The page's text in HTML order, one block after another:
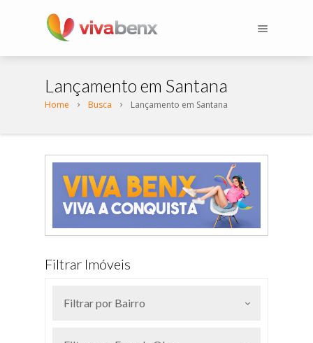
Lançamento em Santana
Home Busca Lançamento em Santana
Filtrar Imóveis